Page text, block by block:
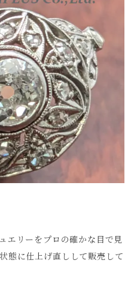
エリーをプロの確かな目で見
態に仕上げ直しして販売して